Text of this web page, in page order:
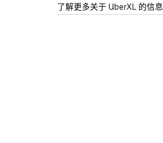
了解更多关于 UberXL 的信息